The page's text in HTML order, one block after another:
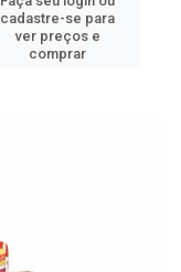
cadastre-se para
ver preços e
comprar